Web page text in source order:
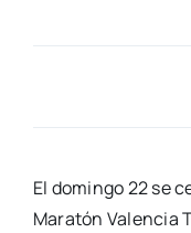
El domin­go 22 se
Mara­tón Valen­cia